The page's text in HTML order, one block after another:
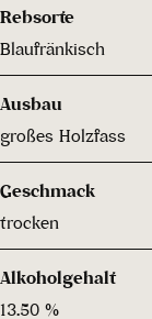
Rebsorte
Blaufränkisch
Ausbau
großes Holzfass
Geschmack
trocken
Alkoholgehalt
13.50 %